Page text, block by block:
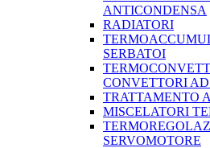
ANTICONDENSA
RADIATORI
SERBATOI
CONVETTORI
TRATTAMENTO
MISCELATORI
SERVOMOTORE